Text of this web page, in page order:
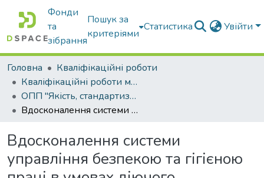
Фонди
та
зібрання
Пошук за
критеріями
Статистика Увійти
Головна
Кваліфікаційні роботи
Кваліфікаційні роботи магістрів
ОПП "Якість, стандартизація та сертифікація"
Вдосконалення системи управління безпекою та гігієною праці в умовах діючого підприємства
Вдосконалення системи
управління безпекою та гігієною